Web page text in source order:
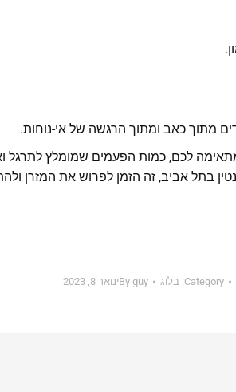
מתוך כאב ומתוך הרגשה של אי-נוחות.
לכם, כמות הפעמים שמומלץ לתרגל ואם
בתל אביב, זה הזמן לפרוש את המזרן
Category: בלוג By guy ינואר 8, 2023